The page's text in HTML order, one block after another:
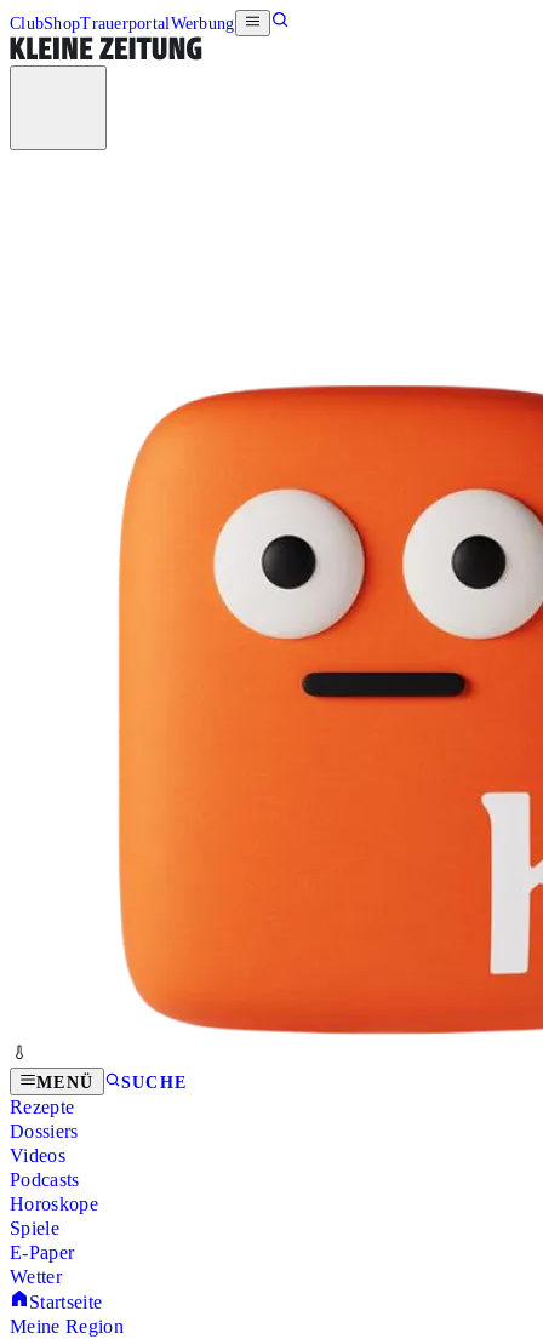
ClubShopTrauerportalWerbung
MENÜ SUCHE
Rezepte
Dossiers
Videos
Podcasts
Horoskope
Spiele
E-Paper
Wetter
Startseite
Meine Region